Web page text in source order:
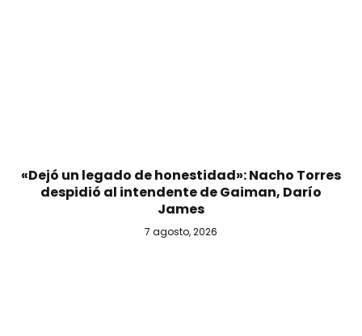
«Dejó un legado de honestidad»: Nacho Torres
despidió al intendente de Gaiman, Darío
James
7 agosto, 2026